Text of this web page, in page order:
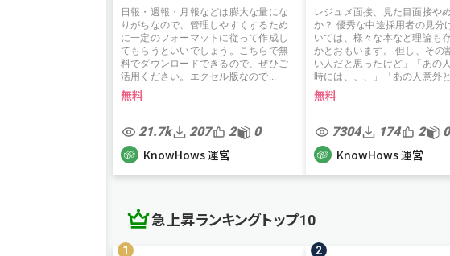
日報・週報・月報などは膨大な量にな
りがちなので、管理しやすくするため
に一定のフォーマットに従って作成し
てもらうといいでしょう。こちらで無
料でダウンロードできるので、ぜひご
活用ください。エクセル版なので...
無料
21.7k 207 2 0
KnowHows 運営
レジュメ面接、見た目面接や
か？ 優秀な中途採用者の見分
いては、様々な本など理論も
かとおもいます。 但し、その
い人だと思ったけど」「あの
時には、、、」「あの人意外
無料
7304 174 2 0
KnowHows 運営
急上昇ランキングトップ10